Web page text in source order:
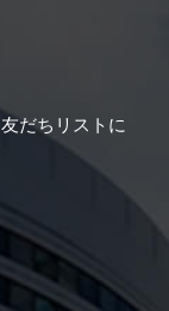
友だちリストに